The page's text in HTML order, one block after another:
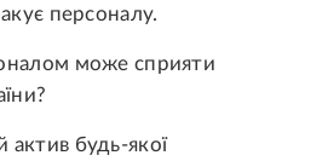
персоналу.
може сприяти
будь-якої